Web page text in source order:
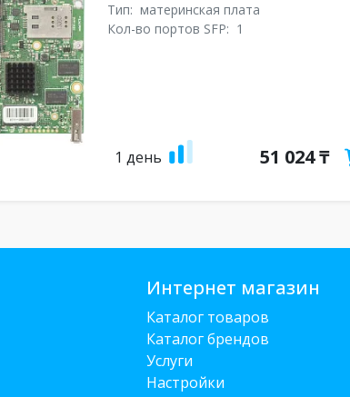
Тип: материнская плата
Кол-во портов SFP: 1
1 день 51 024 ₸
Интернет магазин
Каталог товаров
Каталог брендов
Услуги
Настройки